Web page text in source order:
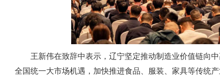
王新伟在致辞中表示，辽宁坚定推动制造业价值链向
全国统一大市场机遇，加快推进食品、服装、家具等传统